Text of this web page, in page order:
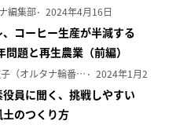
編集部 2024年4月16日
、コーヒー生産が半減する
問題と再生農業（前編）
吉田 広子（オルタナ輪番編集長） 2024年1月29日
員に聞く、挑戦しやすい
のつくり方